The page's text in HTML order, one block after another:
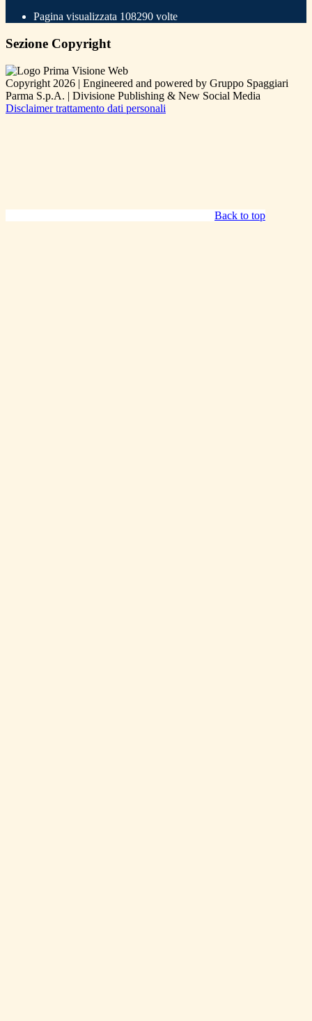
Pagina visualizzata 108290 volte
Sezione Copyright
Copyright 2026 | Engineered and powered by Gruppo Spaggiari
Parma S.p.A. | Divisione Publishing & New Social Media
Disclaimer trattamento dati personali
Back to top